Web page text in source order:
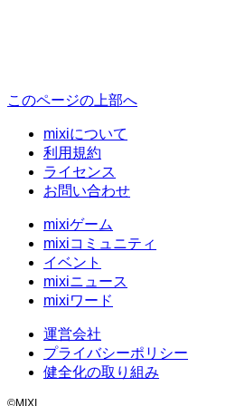
このページの上部へ
mixiについて
利用規約
ライセンス
お問い合わせ
mixiゲーム
mixiコミュニティ
イベント
mixiニュース
mixiワード
運営会社
プライバシーポリシー
健全化の取り組み
©MIXI